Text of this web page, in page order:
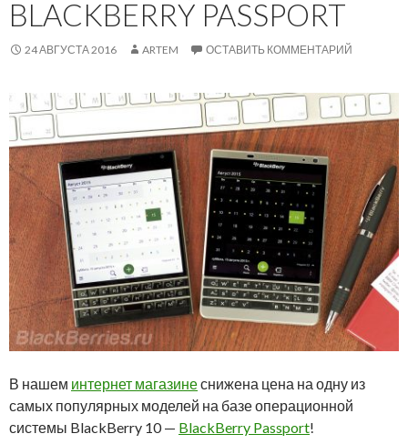
BLACKBERRY PASSPORT
24 АВГУСТА 2016 ARTEM ОСТАВИТЬ КОММЕНТАРИЙ
В нашем интернет магазинеснижена цена на одну из
самых популярных моделей на базе операционной
системы BlackBerry 10 — BlackBerry Passport!